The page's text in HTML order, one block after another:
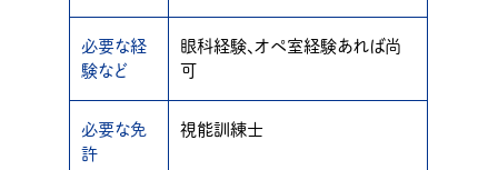
必要な経
験など
眼科経験、オペ室経験あれば尚
可
必要な免
許
視能訓練士